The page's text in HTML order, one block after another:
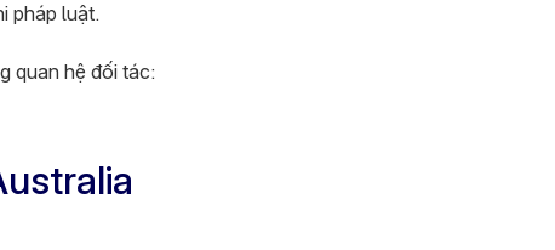
pháp luật.
quan hệ đối tác: